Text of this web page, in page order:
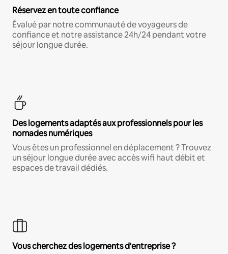
Réservez en toute confiance
Évalué par notre communauté de voyageurs de
confiance et notre assistance 24h/24 pendant votre
séjour longue durée.
Des logements adaptés aux professionnels pour les
nomades numériques
Vous êtes un professionnel en déplacement ? Trouvez
un séjour longue durée avec accès wifi haut débit et
espaces de travail dédiés.
Vous cherchez des logements d'entreprise ?